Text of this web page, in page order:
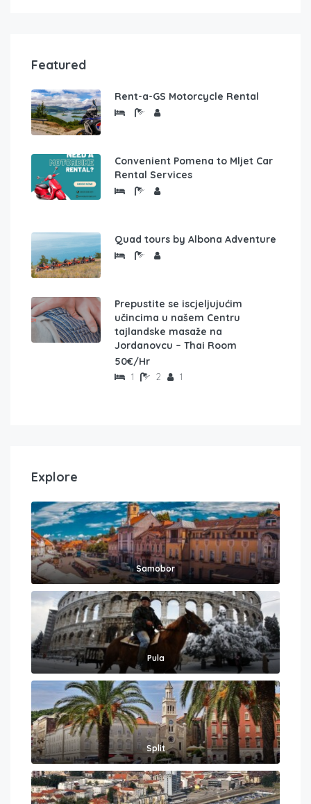
Featured
Rent-a-GS Motorcycle Rental
Convenient Pomena to Mljet Car
Rental Services
Quad tours by Albona Adventure
Prepustite se iscjeljujućim
učincima u našem Centru
tajlandske masaže na
Jordanovcu – Thai Room
50€/Hr
1 2 1
Explore
Samobor
Pula
Split